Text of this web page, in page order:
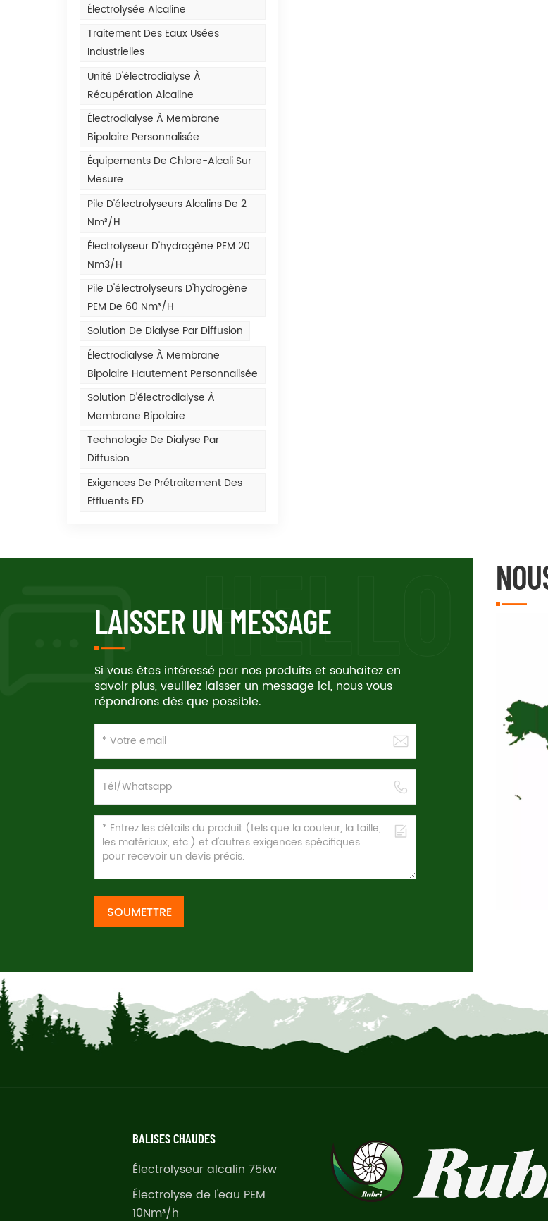
Électrolysée Alcaline
Traitement Des Eaux Usées
Industrielles
Unité D'électrodialyse À
Récupération Alcaline
Électrodialyse À Membrane
Bipolaire Personnalisée
Équipements De Chlore-Alcali Sur
Mesure
Pile D'électrolyseurs Alcalins De 2
Nm³/h
Électrolyseur D'hydrogène PEM 20
Nm3/h
Pile D'électrolyseurs D'hydrogène
PEM De 60 Nm³/h
Solution De Dialyse Par Diffusion
Électrodialyse À Membrane
Bipolaire Hautement Personnalisée
Solution D'électrodialyse À
Membrane Bipolaire
Technologie De Dialyse Par
Diffusion
Exigences De Prétraitement Des
Effluents ED
LAISSER UN MESSAGE
Si vous êtes intéressé par nos produits et souhaitez en
savoir plus, veuillez laisser un message ici, nous vous
répondrons dès que possible.
SOUMETTRE
BALISES CHAUDES
Électrolyseur alcalin 75kw
Électrolyse de l'eau PEM
10Nm³/h